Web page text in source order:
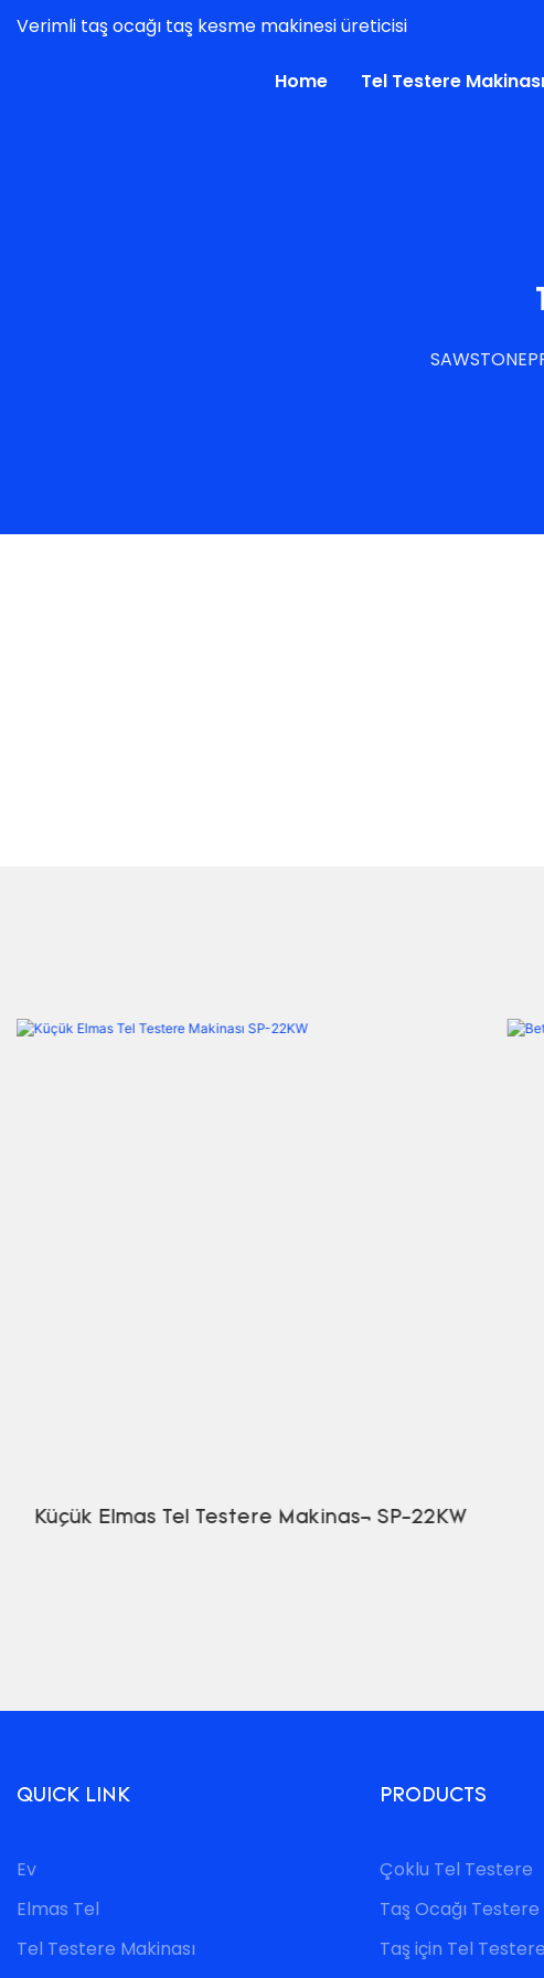
Verimli taş ocağı taş kesme makinesi üreticisi
Home Tel Testere Makinası
Küçük Elmas Tel Testere Makinası SP-22KW
QUICK LINK
Ev
Elmas Tel
Tel Testere Makinası
PRODUCTS
Çoklu Tel Testere
Taş Ocağı Testere
Taş için Tel Testere